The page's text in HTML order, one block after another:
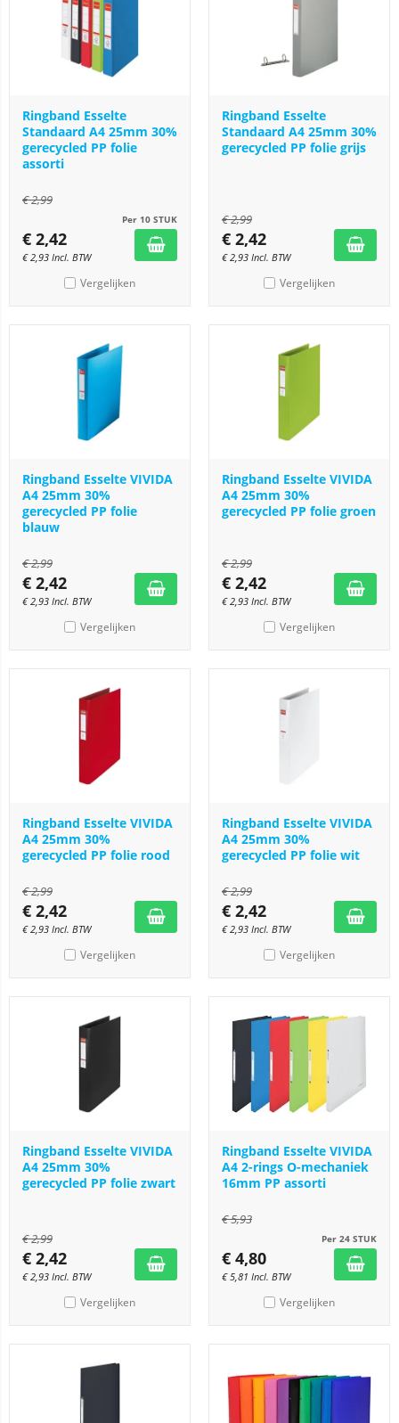
Ringband Esselte
Standaard A4 25mm 30%
gerecycled PP folie
assorti
€2,99
Per 10 STUK
€ 2,42
€2,93 Incl. BTW
Vergelijken
Ringband Esselte
Standaard A4 25mm 30%
gerecycled PP folie grijs
€2,99
€ 2,42
€2,93 Incl. BTW
Vergelijken
Ringband Esselte VIVIDA
A4 25mm 30%
gerecycled PP folie
blauw
€2,99
€ 2,42
€2,93 Incl. BTW
Vergelijken
Ringband Esselte VIVIDA
A4 25mm 30%
gerecycled PP folie groen
€2,99
€ 2,42
€2,93 Incl. BTW
Vergelijken
Ringband Esselte VIVIDA
A4 25mm 30%
gerecycled PP folie rood
€2,99
€ 2,42
€2,93 Incl. BTW
Vergelijken
Ringband Esselte VIVIDA
A4 25mm 30%
gerecycled PP folie wit
€2,99
€ 2,42
€2,93 Incl. BTW
Vergelijken
Ringband Esselte VIVIDA
A4 25mm 30%
gerecycled PP folie zwart
€2,99
€ 2,42
€2,93 Incl. BTW
Vergelijken
Ringband Esselte VIVIDA
A4 2-rings O-mechaniek
16mm PP assorti
€5,93
Per 24 STUK
€ 4,80
€5,81 Incl. BTW
Vergelijken